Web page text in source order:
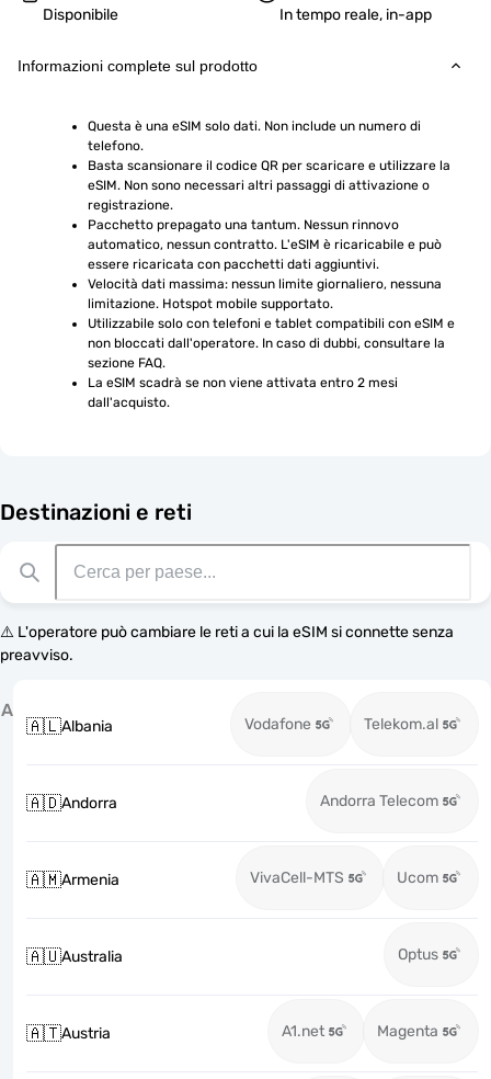
Disponibile In tempo reale, in-app
Informazioni complete sul prodotto
Questa è una eSIM solo dati. Non include un numero di
telefono.
Basta scansionare il codice QR per scaricare e utilizzare la
eSIM. Non sono necessari altri passaggi di attivazione o
registrazione.
Pacchetto prepagato una tantum. Nessun rinnovo
automatico, nessun contratto. L'eSIM è ricaricabile e può
essere ricaricata con pacchetti dati aggiuntivi.
Velocità dati massima: nessun limite giornaliero, nessuna
limitazione. Hotspot mobile supportato.
Utilizzabile solo con telefoni e tablet compatibili con eSIM e
non bloccati dall'operatore. In caso di dubbi, consultare la
sezione FAQ.
La eSIM scadrà se non viene attivata entro 2 mesi
dall'acquisto.
Destinazioni e reti
⚠️ L'operatore può cambiare le reti a cui la eSIM si connette senza
preavviso.
A
🇦🇱Albania Vodafone Telekom.al
🇦🇩Andorra Andorra Telecom
🇦🇲Armenia VivaCell-MTS Ucom
🇦🇺Australia Optus
🇦🇹Austria A1.net Magenta